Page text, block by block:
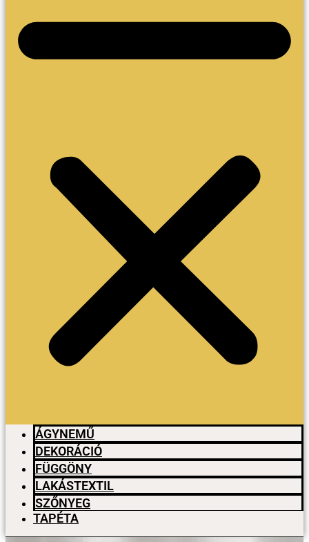
ÁGYNEMŰ
DEKORÁCIÓ
FÜGGÖNY
LAKÁSTEXTIL
SZŐNYEG
TAPÉTA